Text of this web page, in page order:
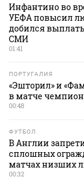
Инфантино во
УЕФА повысил
добился
СМИ
01:41
ПОРТУГАЛИЯ
«Эшторил» и
в матче
00:48
ФУТБОЛ
В Англии
сплошных
матчах низших
00:32